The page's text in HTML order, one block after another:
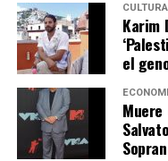
CULTURA
Karim
el